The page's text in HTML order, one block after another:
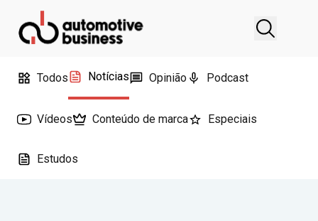
Todos Notícias Opinião Podcast
Vídeos Conteúdo de marca Especiais
Estudos